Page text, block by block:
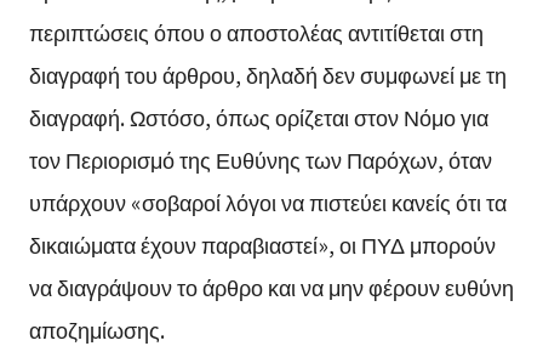
περιπτώσεις όπου ο αποστολέας αντιτίθεται στη
διαγραφή του άρθρου, δηλαδή δεν συμφωνεί με τη
διαγραφή. Ωστόσο, όπως ορίζεται στον Νόμο για
τον Περιορισμό της Ευθύνης των Παρόχων, όταν
υπάρχουν «σοβαροί λόγοι να πιστεύει κανείς ότι τα
δικαιώματα έχουν παραβιαστεί», οι ΠΥΔ μπορούν
να διαγράψουν το άρθρο και να μην φέρουν ευθύνη
αποζημίωσης.